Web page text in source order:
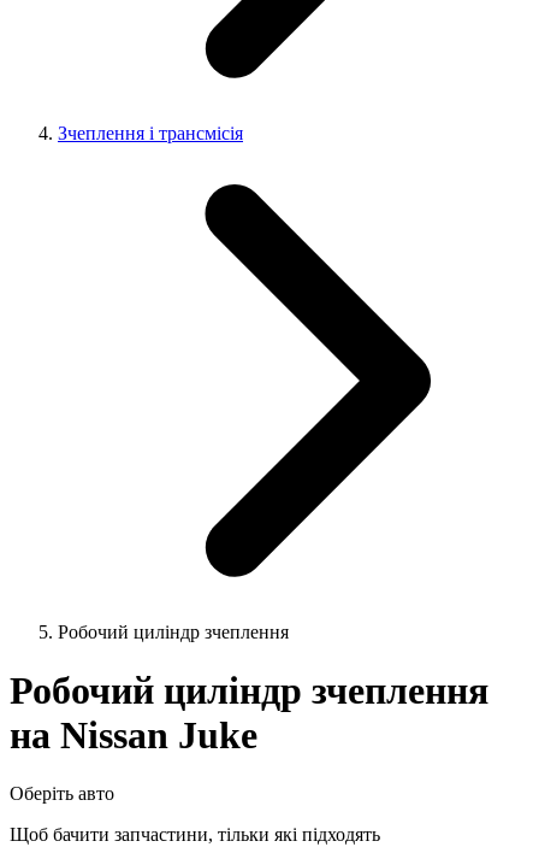
Зчеплення і трансмісія
Робочий циліндр зчеплення
Робочий циліндр зчеплення
на Nissan Juke
Оберіть авто
Щоб бачити запчастини, тільки які підходять